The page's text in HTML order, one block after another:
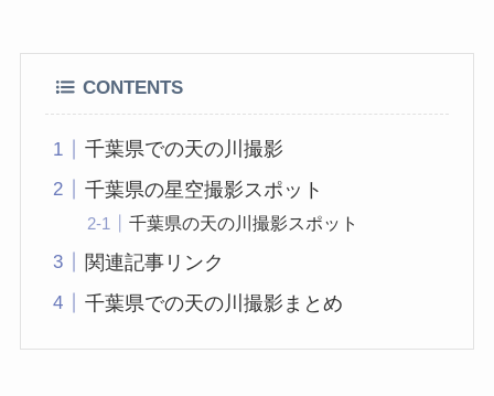
CONTENTS
千葉県での天の川撮影
千葉県の星空撮影スポット
千葉県の天の川撮影スポット
関連記事リンク
千葉県での天の川撮影まとめ